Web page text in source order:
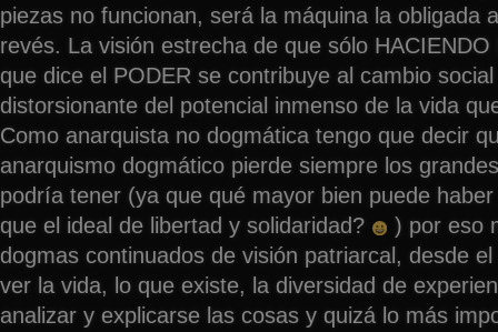
piezas no funcionan, será la máquina la obligada
revés. La visión estrecha de que sólo
que dice el PODER se contribuye al cambio
distorsionante del potencial inmenso de la vida
Como anarquista no dogmática tengo que decir
anarquismo dogmático pierde siempre los
podría tener (ya que qué mayor bien puede
que el ideal de libertad y solidaridad?
) por eso
dogmas continuados de visión patriarcal, desde
ver la vida, lo que existe, la diversidad de
analizar y explicarse las cosas y quizá lo más